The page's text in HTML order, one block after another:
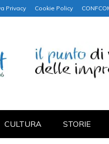
Privacy Cookie Policy
CULTURA STORIE